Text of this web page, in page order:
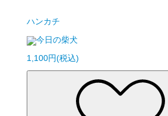
ハンカチ
今日の柴犬
1,100円(税込)